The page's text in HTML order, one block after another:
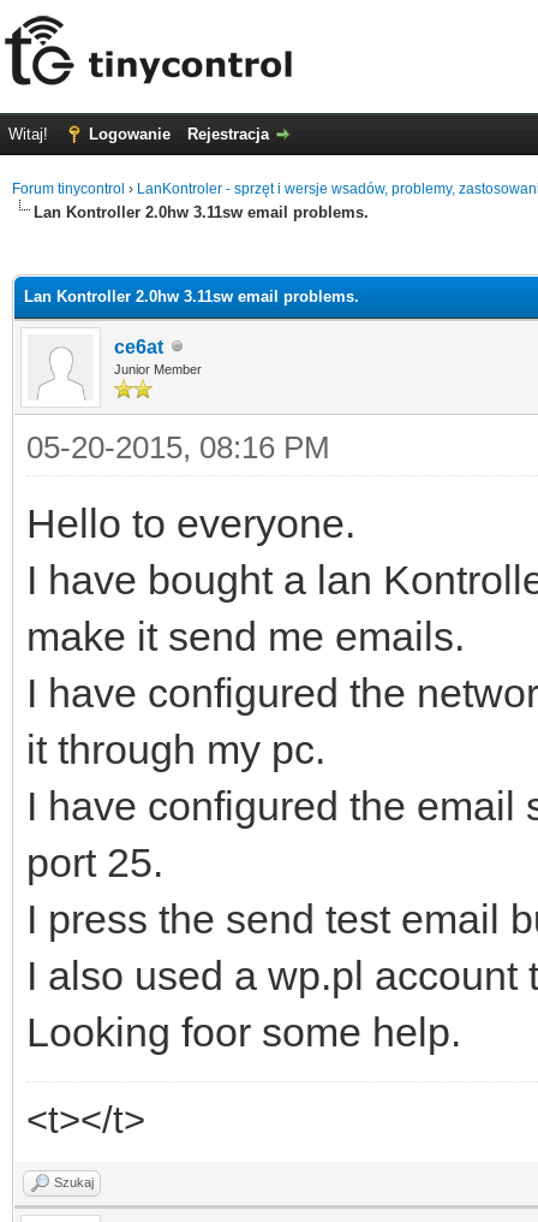
Witaj! Logowanie Rejestracja
Forum tinycontrol › LanKontroler - sprzęt i wersje wsadów, problemy,
Lan Kontroller 2.0hw 3.11sw email problems.
Lan Kontroller 2.0hw 3.11sw email problems.
ce6at
Junior Member
05-20-2015, 08:16 PM
Hello to everyone.
I have bought a lan
make it send me emails.
I have configured the
it through my pc.
I have configured the email
port 25.
I press the send test email
I also used a wp.pl account
Looking foor some help.
<t></t>
Szukaj